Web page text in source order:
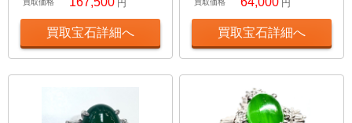
買取価格 円
買取宝石詳細へ
買取価格 円
買取宝石詳細へ